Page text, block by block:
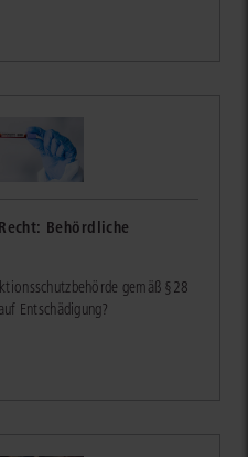
Behördliche
gemäß §28
Entschädigung?